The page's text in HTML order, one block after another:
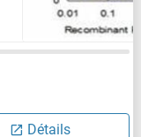
Détails